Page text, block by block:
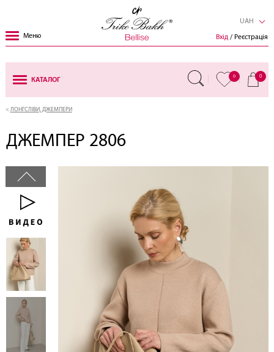
UAH
Меню
КАТАЛОГ
0 0
Вхід / Реєстрація
ЛОНГСЛІВИ, ДЖЕМПЕРИ
ДЖЕМПЕР 2806